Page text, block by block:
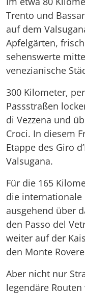
Trento und
auf dem
Apfelgärten,
sehenswerte
venezianische
300 Kilometer,
Passstraßen
di Vezzena und
Croci. In diesem
Etappe des Giro
Valsugana.
Für die 165
die internationale
ausgehend über
den Passo del
weiter auf der
den Monte
Aber nicht nur
legendäre